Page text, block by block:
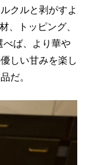
クルと剥がすよ
、トッピング、
べば、より華や
しい甘みを楽し
だ。